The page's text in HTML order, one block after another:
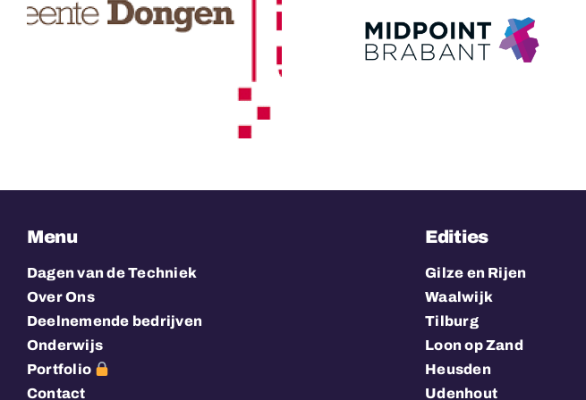
Midpoint Brabant Cambreur College
Menu
Dagen van de Techniek
Over Ons
Deelnemende bedrijven
Onderwijs
Portfolio
Contact
Edities
Gilze en Rijen
Waalwijk
Tilburg
Loon op Zand
Heusden
Udenhout